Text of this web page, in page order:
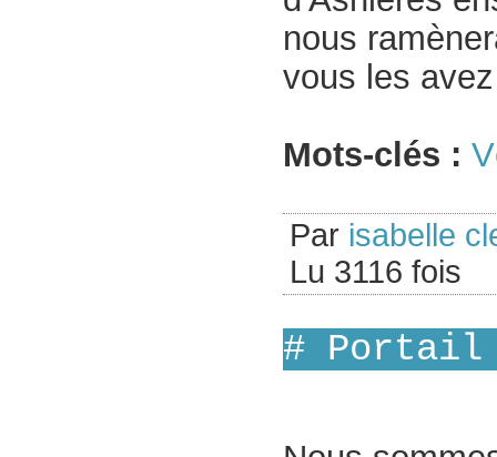
nous
vous les
Mots-clés :
Par isabelle
Lu 3116 fois
# Portail